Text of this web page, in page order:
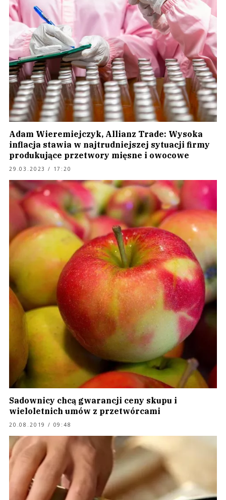
Adam Wieremiejczyk, Allianz Trade: Wysoka
inflacja stawia w najtrudniejszej sytuacji firmy
produkujące przetwory mięsne i owocowe
29.03.2023 / 17:20
Sadownicy chcą gwarancji ceny skupu i
wieloletnich umów z przetwórcami
20.08.2019 / 09:48